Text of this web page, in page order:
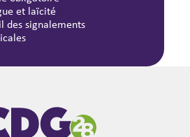
et laïcité
des signalements